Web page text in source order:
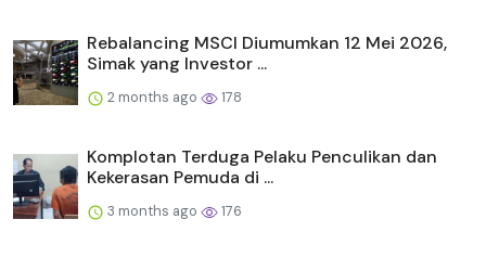
Rebalancing MSCI Diumumkan 12 Mei 2026,
Simak yang Investor ...
2 months ago 178
Komplotan Terduga Pelaku Penculikan dan
Kekerasan Pemuda di ...
3 months ago 176